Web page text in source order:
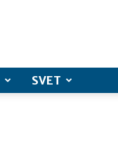
SVET